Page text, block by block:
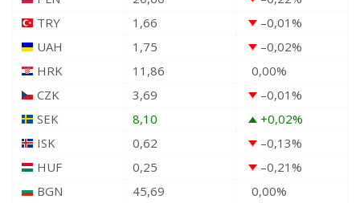
TRY
1,66 –0,01%
UAH
1,75 –0,02%
HRK
11,86 0,00%
CZK
3,69 –0,01%
SEK
8,10 +0,02%
ISK
0,62 –0,13%
HUF
0,25 –0,21%
BGN
45,69 0,00%